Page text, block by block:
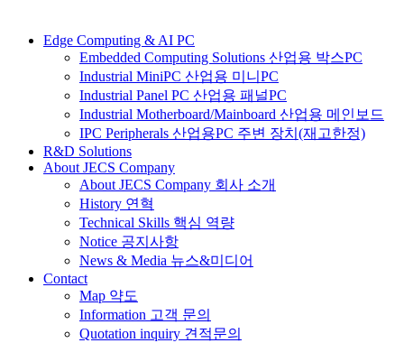
Edge Computing & AI PC
Embedded Computing Solutions 산업용 박스PC
Industrial MiniPC 산업용 미니PC
Industrial Panel PC 산업용 패널PC
Industrial Motherboard/Mainboard 산업용 메인보드
IPC Peripherals 산업용PC 주변 장치(재고한정)
R&D Solutions
About JECS Company
About JECS Company 회사 소개
History 연혁
Technical Skills 핵심 역량
Notice 공지사항
News & Media 뉴스&미디어
Contact
Map 약도
Information 고객 문의
Quotation inquiry 견적문의